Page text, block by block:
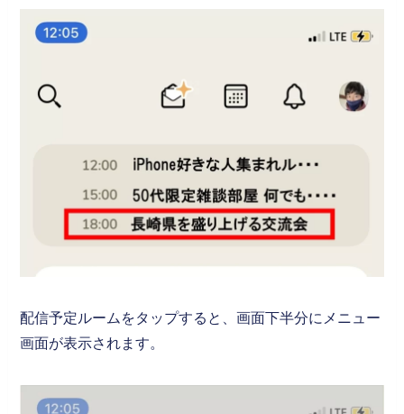
配信予定ルームをタップすると、画面下半分にメニュー
画面が表示されます。